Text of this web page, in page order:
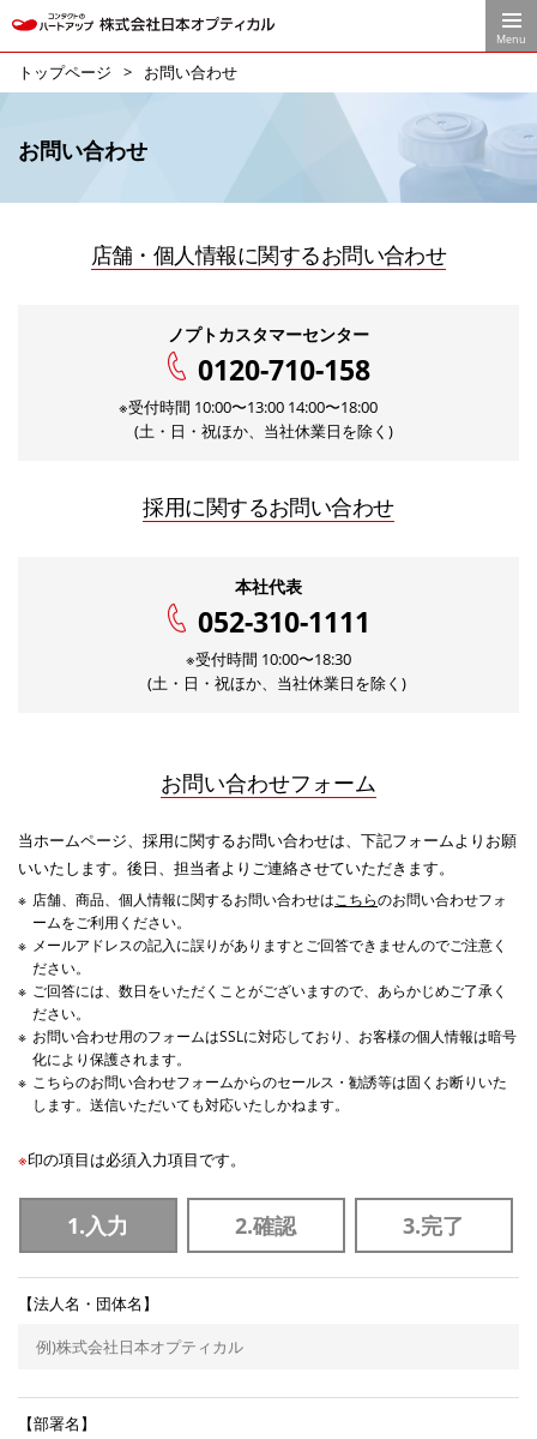
Menu
トップページ お問い合わせ
お問い合わせ
店舗・個人情報に関するお問い合わせ
ノプトカスタマーセンター
0120-710-158
※受付時間 10:00〜13:00 14:00〜18:00
(土・日・祝ほか、当社休業日を除く)
採用に関するお問い合わせ
本社代表
052-310-1111
※受付時間 10:00〜18:30
(土・日・祝ほか、当社休業日を除く)
お問い合わせフォーム
当ホームページ、採用に関するお問い合わせは、下記フォームよりお願
いいたします。後日、担当者よりご連絡させていただきます。
店舗、商品、個人情報に関するお問い合わせはこちらのお問い合わせフォ
ームをご利用ください。
メールアドレスの記入に誤りがありますとご回答できませんのでご注意く
ださい。
ご回答には、数日をいただくことがございますので、あらかじめご了承く
ださい。
お問い合わせ用のフォームはSSLに対応しており、お客様の個人情報は暗号
化により保護されます。
こちらのお問い合わせフォームからのセールス・勧誘等は固くお断りいた
します。送信いただいても対応いたしかねます。
印の項目は必須入力項目です。
1.入力 2.確認 3.完了
【法人名・団体名】
【部署名】